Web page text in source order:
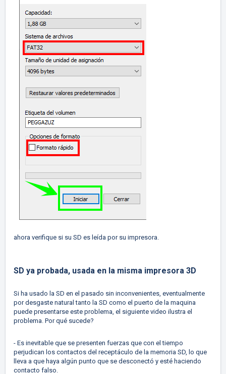
ahora verifique si su SD es leída por su impresora.
SD ya probada, usada en la misma impresora 3D
Si ha usado la SD en el pasado sin inconvenientes, eventualmente
por desgaste natural tanto la SD como el puerto de la maquina
puede presentarse este problema, el siguiente video ilustra el
problema. Por qué sucede?
- Es inevitable que se presenten fuerzas que con el tiempo
perjudican los contactos del receptáculo de la memoria SD, lo que
lleva a que haya algún punto que se desconectó y esté haciendo
contacto falso.